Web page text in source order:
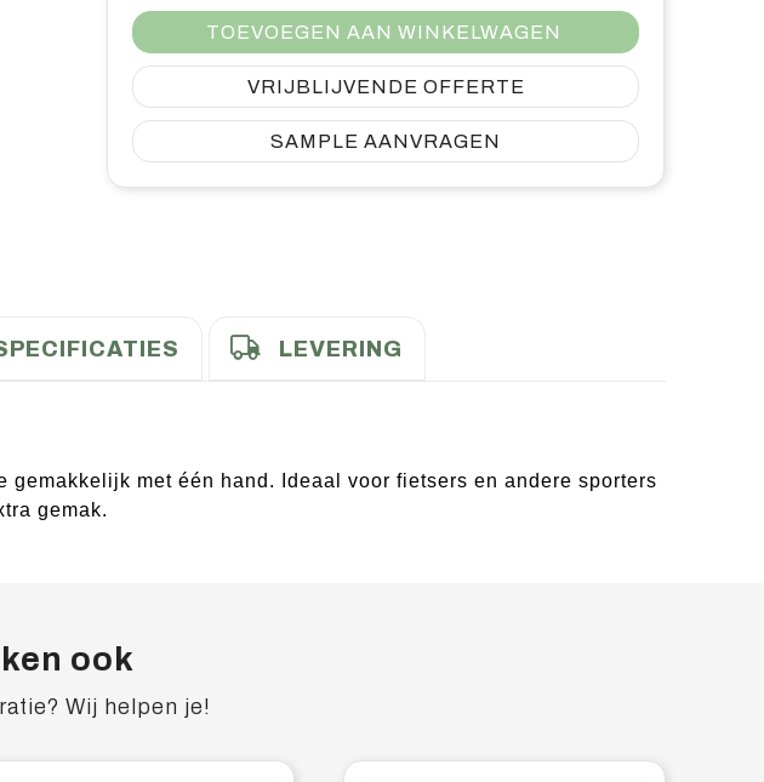
TOEVOEGEN AAN WINKELWAGEN
VRIJBLIJVENDE OFFERTE
SAMPLE AANVRAGEN
LEVERING
met één hand. Ideaal voor fietsers en andere sporters
gemak.
ook
Wij helpen je!